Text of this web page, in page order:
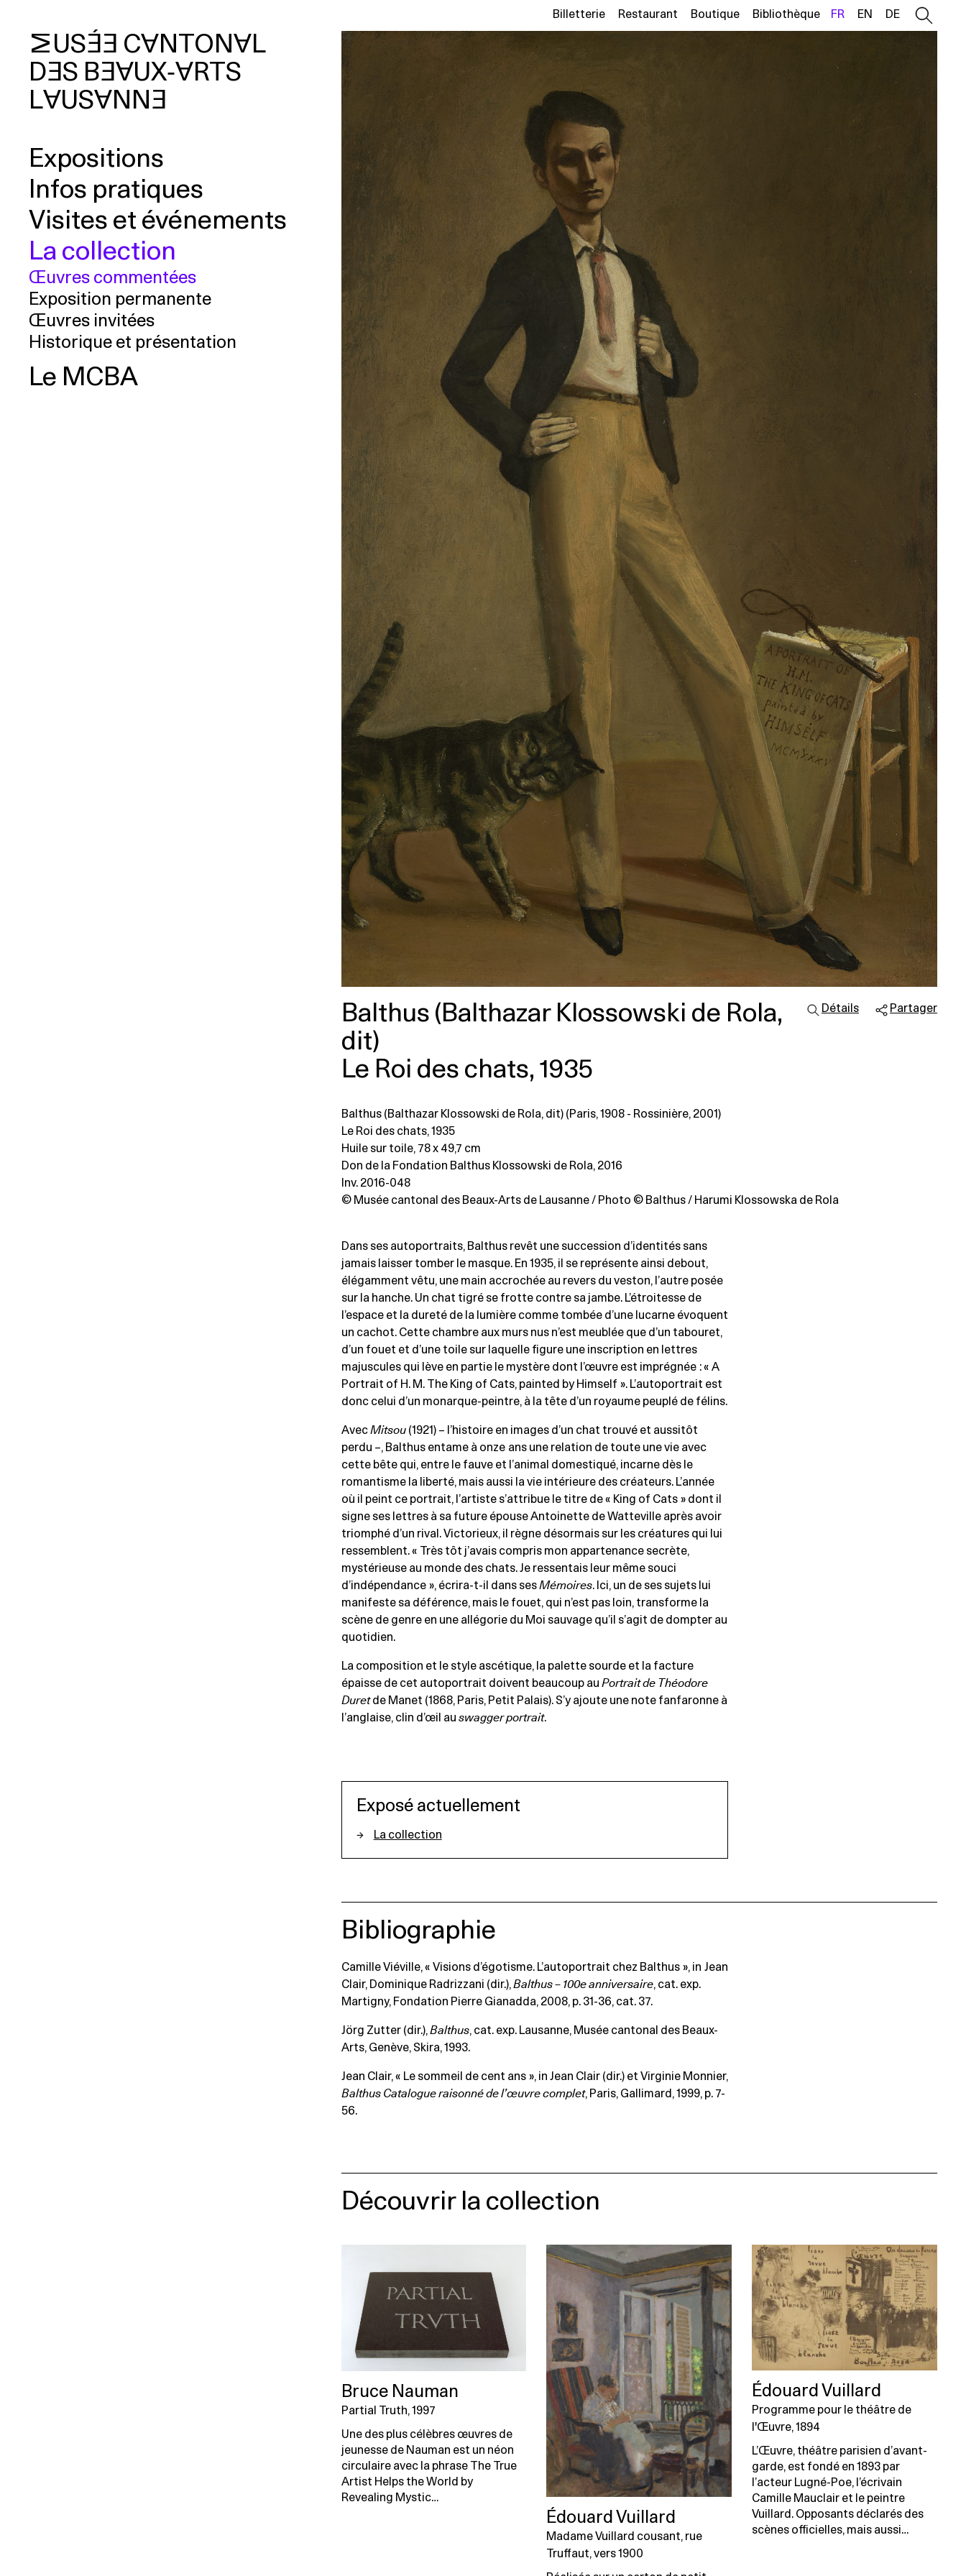
MUSÉE CANTONAL
DES BEAUX‑ARTS
LAUSANNE
Expositions
Infos pratiques
Visites et événements
La collection
Œuvres commentées
Exposition permanente
Œuvres invitées
Historique et présentation
Le MCBA
Billetterie Restaurant Boutique Bibliothèque FR EN DE
Balthus (Balthazar Klossowski de Rola,
dit)
Le Roi des chats, 1935
Détails Partager
Balthus (Balthazar Klossowski de Rola, dit) (Paris, 1908 - Rossinière, 2001)
Le Roi des chats, 1935
Huile sur toile, 78 x 49,7 cm
Don de la Fondation Balthus Klossowski de Rola, 2016
Inv. 2016-048
© Musée cantonal des Beaux-Arts de Lausanne / Photo © Balthus / Harumi Klossowska de Rola
Dans ses autoportraits, Balthus revêt une succession d’identités sans
jamais laisser tomber le masque. En 1935, il se représente ainsi debout,
élégamment vêtu, une main accrochée au revers du veston, l’autre posée
sur la hanche. Un chat tigré se frotte contre sa jambe. L’étroitesse de
l’espace et la dureté de la lumière comme tombée d’une lucarne évoquent
un cachot. Cette chambre aux murs nus n’est meublée que d’un tabouret,
d’un fouet et d’une toile sur laquelle figure une inscription en lettres
majuscules qui lève en partie le mystère dont l’œuvre est imprégnée : « A
Portrait of H. M. The King of Cats, painted by Himself ». L’autoportrait est
donc celui d’un monarque-peintre, à la tête d’un royaume peuplé de félins.
AvecMitsou(1921) – l’histoire en images d’un chat trouvé et aussitôt
perdu –, Balthus entame à onze ans une relation de toute une vie avec
cette bête qui, entre le fauve et l’animal domestiqué, incarne dès le
romantisme la liberté, mais aussi la vie intérieure des créateurs. L’année
où il peint ce portrait, l’artiste s’attribue le titre de « King of Cats » dont il
signe ses lettres à sa future épouse Antoinette de Watteville après avoir
triomphé d’un rival. Victorieux, il règne désormais sur les créatures qui lui
ressemblent. « Très tôt j’avais compris mon appartenance secrète,
mystérieuse au monde des chats. Je ressentais leur même souci
d’indépendance », écrira-t-il dans sesMémoires. Ici, un de ses sujets lui
manifeste sa déférence, mais le fouet, qui n’est pas loin, transforme la
scène de genre en une allégorie du Moi sauvage qu’il s’agit de dompter au
quotidien.
La composition et le style ascétique, la palette sourde et la facture
épaisse de cet autoportrait doivent beaucoup au Portrait de Théodore
Duretde Manet (1868, Paris, Petit Palais). S’y ajoute une note fanfaronne à
l’anglaise, clin d’œil au swagger portrait.
Exposé actuellement
La collection
Bibliographie
Camille Viéville, « Visions d’égotisme. L’autoportrait chez Balthus », in Jean
Clair, Dominique Radrizzani (dir.),Balthus – 100e anniversaire, cat. exp.
Martigny, Fondation Pierre Gianadda, 2008, p. 31-36, cat. 37.
Jörg Zutter (dir.),Balthus, cat. exp. Lausanne, Musée cantonal des Beaux-
Arts, Genève, Skira, 1993.
Jean Clair, « Le sommeil de cent ans », in Jean Clair (dir.) et Virginie Monnier,
Balthus Catalogue raisonné de l’œuvre complet, Paris, Gallimard, 1999, p. 7-
56.
Découvrir la collection
Bruce Nauman
Partial Truth, 1997
Une des plus célèbres œuvres de
jeunesse de Nauman est un néon
circulaire avec la phrase The True
Artist Helps the World by
Revealing Mystic…
Édouard Vuillard
Madame Vuillard cousant, rue
Truffaut, vers 1900
Édouard Vuillard
Programme pour le théâtre de
l'Œuvre, 1894
L’Œuvre, théâtre parisien d’avant-
garde, est fondé en 1893 par
l’acteur Lugné-Poe, l’écrivain
Camille Mauclair et le peintre
Vuillard. Opposants déclarés des
scènes officielles, mais aussi…